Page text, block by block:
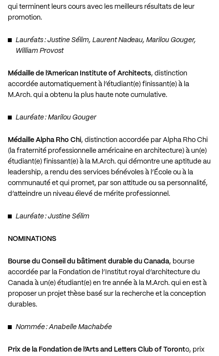
qui terminent leurs cours avec les meilleurs résultats de leur
promotion.
Lauréats : Justine Sélim, Laurent Nadeau, Marilou Gouger,
William Provost
Médaille de l’American Institute of Architects, distinction
accordée automatiquement à l’étudiant(e) finissant(e) à la
M.Arch. qui a obtenu la plus haute note cumulative.
Lauréate : Marilou Gouger
Médaille Alpha Rho Chi, distinction accordée par Alpha Rho Chi
(la fraternité professionnelle américaine en architecture) à un(e)
étudiant(e) finissant(e) à la M.Arch. qui démontre une aptitude au
leadership, a rendu des services bénévoles à l’École ou à la
communauté et qui promet, par son attitude ou sa personnalité,
d’atteindre un niveau élevé de mérite professionnel.
Lauréate : Justine Sélim
NOMINATIONS
Bourse du Conseil du bâtiment durable du Canada, bourse
accordée par la Fondation de l’Institut royal d’architecture du
Canada à un(e) étudiant(e) en 1re année à la M.Arch. qui en est à
proposer un projet thèse basé sur la recherche et la conception
durables.
Nommée : Anabelle Machabée
Prix de la Fondation de l’Arts and Letters Club of Toronto, prix